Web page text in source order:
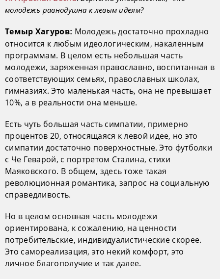
молодежь равнодушна к левым идеям?
Темыр Хагуров: Молодежь достаточно прохладно
относится к любым идеологическим, накаленным
программам. В целом есть небольшая часть
молодежи, заряженная православно, воспитанная в
соответствующих семьях, православных школах,
гимназиях. Это маленькая часть, она не превышает
10%, а в реальности она меньше.
Есть чуть большая часть симпатии, примерно
процентов 20, относящаяся к левой идее, но это
симпатии достаточно поверхностные. Это футболки
с Че Геварой, с портретом Сталина, стихи
Маяковского. В общем, здесь тоже такая
революционная романтика, запрос на социальную
справедливость.
Но в целом основная часть молодежи
ориентирована, к сожалению, на ценности
потребительские, индивидуалистические скорее.
Это самореализация, это некий комфорт, это
личное благополучие и так далее.